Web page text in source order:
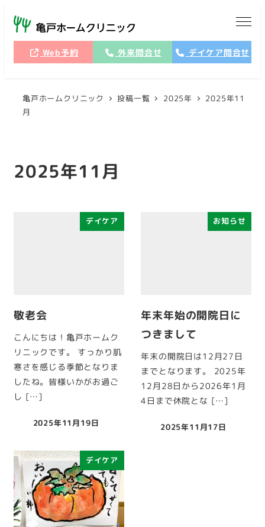
コ
Web予約 外来問合せ デイケア問合せ
亀戸ホームクリニック 投稿一覧 2025年
2025年11
月
2025年11月
デイケア
敬老会
こんにちは！亀戸ホームク
リニックです。 すっかり肌
寒さを感じる季節となりま
したね。皆様いかがお過ご
し […]
投稿日
2025年11月19日
お知らせ
年末年始の開院日に
つきまして
年末の開院日は12月27日
までとなります。 2025年
12月28日から2026年1月
4日まで休院とな […]
投稿日
2025年11月17日
デイケア